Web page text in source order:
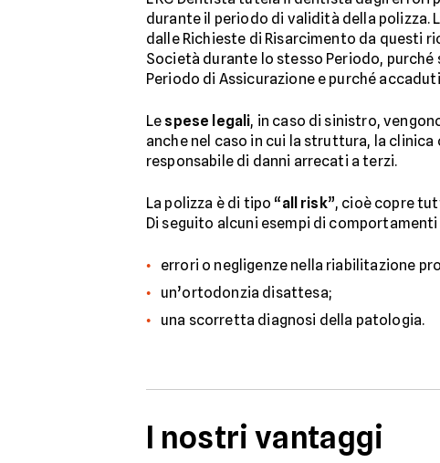
durante il periodo di validità della polizza.
dalle Richieste di Risarcimento da questi
Società durante lo stesso Periodo,
Periodo di Assicurazione e purché
Le spese legali, in caso di sinistro,
anche nel caso in cui la struttura, la
responsabile di danni arrecati a terzi.
La polizza è di tipo “all risk”, cioè copre
Di seguito alcuni esempi di
errori o negligenze nella riabilitazione
un’ortodonzia disattesa;
una scorretta diagnosi della patologia.
I nostri vantaggi